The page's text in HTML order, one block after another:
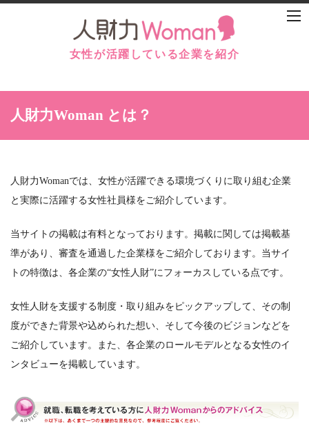
女性が活躍している企業を紹介
人財力Woman とは？
人財力Womanでは、女性が活躍できる環境づくりに取り組む企業
と実際に活躍する女性社員様をご紹介しています。
当サイトの掲載は有料となっております。掲載に関しては掲載基
準があり、審査を通過した企業様をご紹介しております。当サイ
トの特徴は、各企業の“女性人財”にフォーカスしている点です。
女性人財を支援する制度・取り組みをピックアップして、その制
度ができた背景や込められた想い、そして今後のビジョンなどを
ご紹介しています。また、各企業のロールモデルとなる女性のイ
ンタビューを掲載しています。